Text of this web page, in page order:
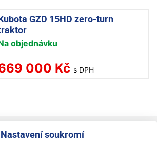
Nastavení soukromí
GZD 15HD zero-turn
objednávku
000 Kč s DPH